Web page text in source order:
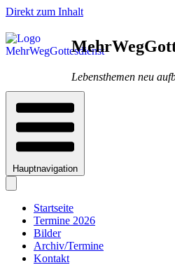
Direkt zum Inhalt
Lebensthemen neu
Hauptnavigation
Startseite
Termine 2026
Bilder
Archiv/Termine
Kontakt